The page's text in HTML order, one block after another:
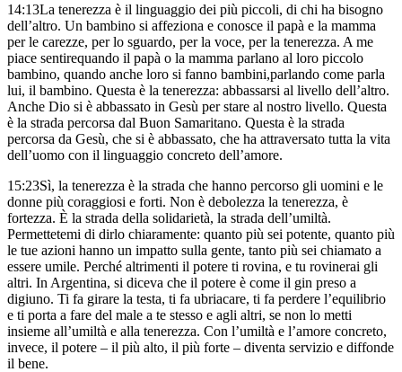
14:13La tenerezza è il linguaggio dei più piccoli, di chi ha bisogno
dell’altro. Un bambino si affeziona e conosce il papà e la mamma
per le carezze, per lo sguardo, per la voce, per la tenerezza. A me
piace sentirequando il papà o la mamma parlano al loro piccolo
bambino, quando anche loro si fanno bambini,parlando come parla
lui, il bambino. Questa è la tenerezza: abbassarsi al livello dell’altro.
Anche Dio si è abbassato in Gesù per stare al nostro livello. Questa
è la strada percorsa dal Buon Samaritano. Questa è la strada
percorsa da Gesù, che si è abbassato, che ha attraversato tutta la vita
dell’uomo con il linguaggio concreto dell’amore.
15:23Sì, la tenerezza è la strada che hanno percorso gli uomini e le
donne più coraggiosi e forti. Non è debolezza la tenerezza, è
fortezza. È la strada della solidarietà, la strada dell’umiltà.
Permettetemi di dirlo chiaramente: quanto più sei potente, quanto più
le tue azioni hanno un impatto sulla gente, tanto più sei chiamato a
essere umile. Perché altrimenti il potere ti rovina, e tu rovinerai gli
altri. In Argentina, si diceva che il potere è come il gin preso a
digiuno. Ti fa girare la testa, ti fa ubriacare, ti fa perdere l’equilibrio
e ti porta a fare del male a te stesso e agli altri, se non lo metti
insieme all’umiltà e alla tenerezza. Con l’umiltà e l’amore concreto,
invece, il potere – il più alto, il più forte – diventa servizio e diffonde
il bene.